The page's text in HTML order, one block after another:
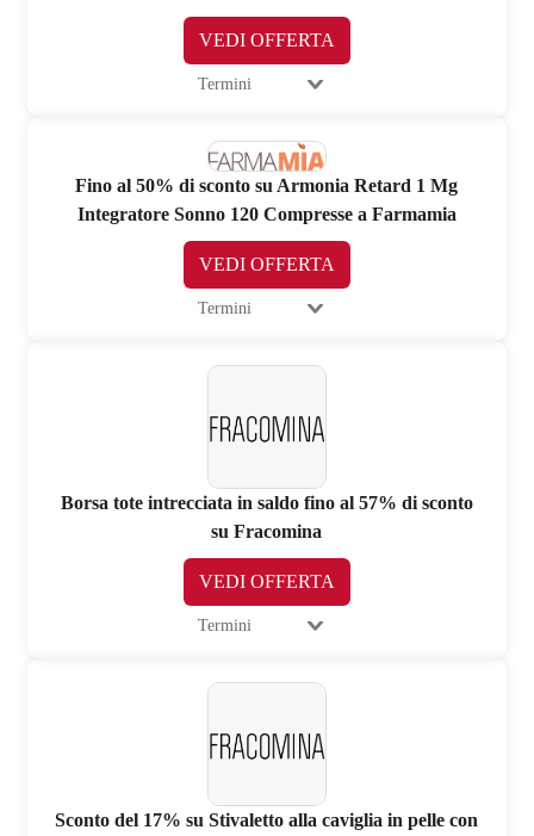
VEDI OFFERTA
Termini
Fino al 50% di sconto su Armonia Retard 1 Mg
Integratore Sonno 120 Compresse a Farmamia
VEDI OFFERTA
Termini
Borsa tote intrecciata in saldo fino al 57% di sconto
su Fracomina
VEDI OFFERTA
Termini
Sconto del 17% su Stivaletto alla caviglia in pelle con